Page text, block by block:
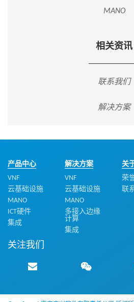
MANO
相关资讯
联系我们
解决方案
产品中心
VNF
云基础设施
MANO
ICT硬件
集成
解决方案
VNF
云基础设施
MANO
多接入边缘
计算
集成
关
荣
联
关注我们